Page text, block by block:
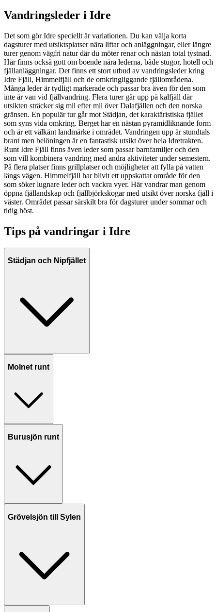
Vandringsleder i Idre
Det som gör Idre speciellt är variationen. Du kan välja korta
dagsturer med utsiktsplatser nära liftar och anläggningar, eller längre
turer genom vägfri natur där du möter renar och nästan total tystnad.
Här finns också gott om boende nära lederna, både stugor, hotell och
fjällanläggningar. Det finns ett stort utbud av vandringsleder kring
Idre Fjäll, Himmelfjäll och de omkringliggande fjällområdena.
Många leder är tydligt markerade och passar bra även för den som
inte är van vid fjällvandring. Flera turer går upp på kalfjäll där
utsikten sträcker sig mil efter mil över Dalafjällen och den norska
gränsen. En populär tur går mot Städjan, det karaktäristiska fjället
som syns vida omkring. Berget har en nästan pyramidliknande form
och är ett välkänt landmärke i området. Vandringen upp är stundtals
brant men belöningen är en fantastisk utsikt över hela Idretrakten.
Runt Idre Fjäll finns även leder som passar barnfamiljer och den
som vill kombinera vandring med andra aktiviteter under semestern.
På flera platser finns grillplatser och möjligheter att fylla på vatten
längs vägen. Himmelfjäll har blivit ett uppskattat område för den
som söker lugnare leder och vackra vyer. Här vandrar man genom
öppna fjällandskap och fjällbjörkskogar med utsikt över norska fjäll i
väster. Området passar särskilt bra för dagsturer under sommar och
tidig höst.
Tips på vandringar i Idre
Städjan och Nipfjället
Molnet runt
Burusjön runt
Grövelsjön till Sylen